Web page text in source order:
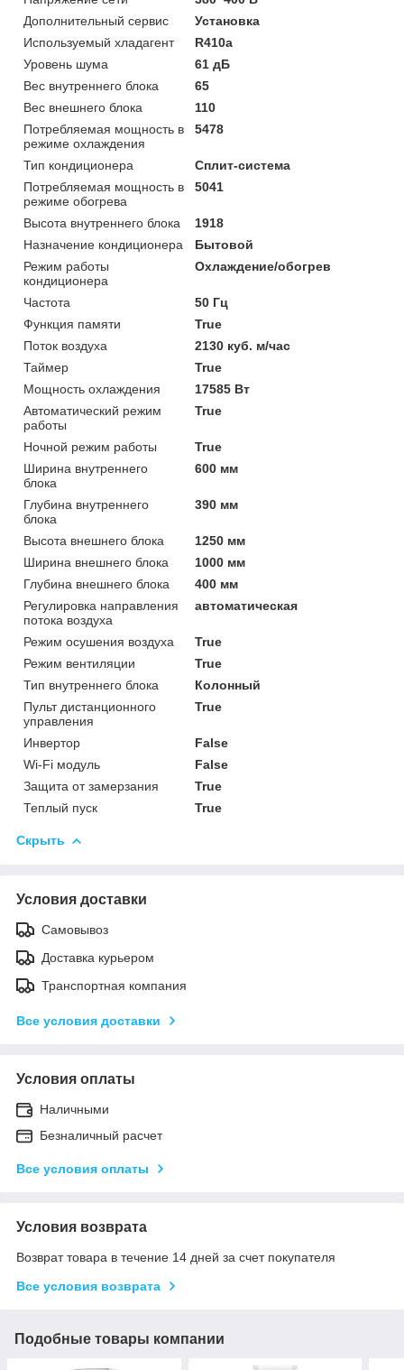
Дополнительный сервис
Установка
Используемый хладагент
R410a
Уровень шума
61 дБ
Вес внутреннего блока
65
Вес внешнего блока
110
Потребляемая мощность в
режиме охлаждения
5478
Тип кондиционера
Сплит-система
Потребляемая мощность в
режиме обогрева
5041
Высота внутреннего блока
1918
Назначение кондиционера
Бытовой
Режим работы
кондиционера
Охлаждение/обогрев
Частота
50 Гц
Функция памяти
True
Поток воздуха
2130 куб. м/час
Таймер
True
Мощность охлаждения
17585 Вт
Автоматический режим
работы
True
Ночной режим работы
True
Ширина внутреннего
блока
600 мм
Глубина внутреннего
блока
390 мм
Высота внешнего блока
1250 мм
Ширина внешнего блока
1000 мм
Глубина внешнего блока
400 мм
Регулировка направления
потока воздуха
автоматическая
Режим осушения воздуха
True
Режим вентиляции
True
Тип внутреннего блока
Колонный
Пульт дистанционного
управления
True
Инвертор
False
Wi-Fi модуль
False
Защита от замерзания
True
Теплый пуск
True
Скрыть
Условия доставки
Самовывоз
Доставка курьером
Транспортная компания
Все условия доставки
Условия оплаты
Наличными
Безналичный расчет
Все условия оплаты
Условия возврата
Возврат товара в течение 14 дней за счет покупателя
Все условия возврата
Подобные товары компании